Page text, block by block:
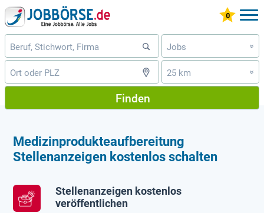
Jobs »
25 km »
Finden
Medizinprodukteaufbereitung
Stellenanzeigen kostenlos schalten
Stellenanzeigen kostenlos
veröffentlichen